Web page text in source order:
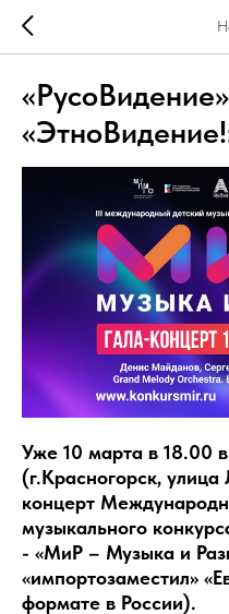
Уже 10 марта в 18.00
(г.Красногорск,
концерт
музыкального
- «МиР – Музыка и
«импортозаместил»
формате в России).